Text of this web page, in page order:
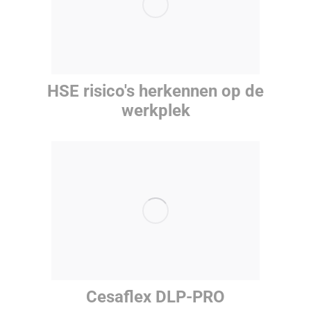
HSE risico's herkennen op de
werkplek
Cesaflex DLP-PRO